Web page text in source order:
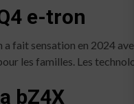
e-tron
a fait sensation en 2024
les familles. Les
bZ4X